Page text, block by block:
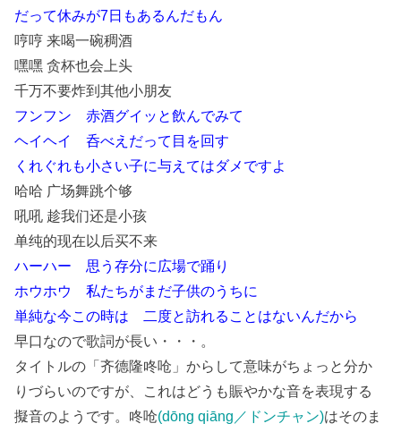
だって休みが7日もあるんだもん
哼哼 来喝一碗稠酒
嘿嘿 贪杯也会上头
千万不要炸到其他小朋友
フンフン 赤酒グイッと飲んでみて
ヘイヘイ 呑べえだって目を回す
くれぐれも小さい子に与えてはダメですよ
哈哈 广场舞跳个够
吼吼 趁我们还是小孩
单纯的现在以后买不来
ハーハー 思う存分に広場で踊り
ホウホウ 私たちがまだ子供のうちに
単純な今この時は 二度と訪れることはないんだから
早口なので歌詞が長い・・・。
タイトルの「齐德隆咚呛」からして意味がちょっと分か
りづらいのですが、これはどうも賑やかな音を表現する
擬音のようです。咚呛(dōng qiāng／ドンチャン)はそのま